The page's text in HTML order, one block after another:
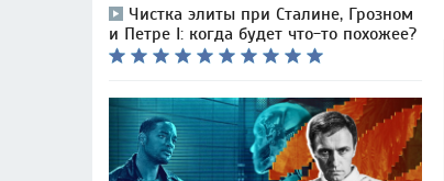
Чистка элиты при Сталине, Грозном
и Петре I: когда будет что-то похожее?